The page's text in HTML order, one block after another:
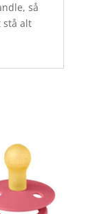
så
stå alt